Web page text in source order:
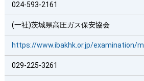
024-593-2161
(一社)茨城県高圧ガス保安協会
https://www.ibakhk.or.jp/examination/
029-225-3261